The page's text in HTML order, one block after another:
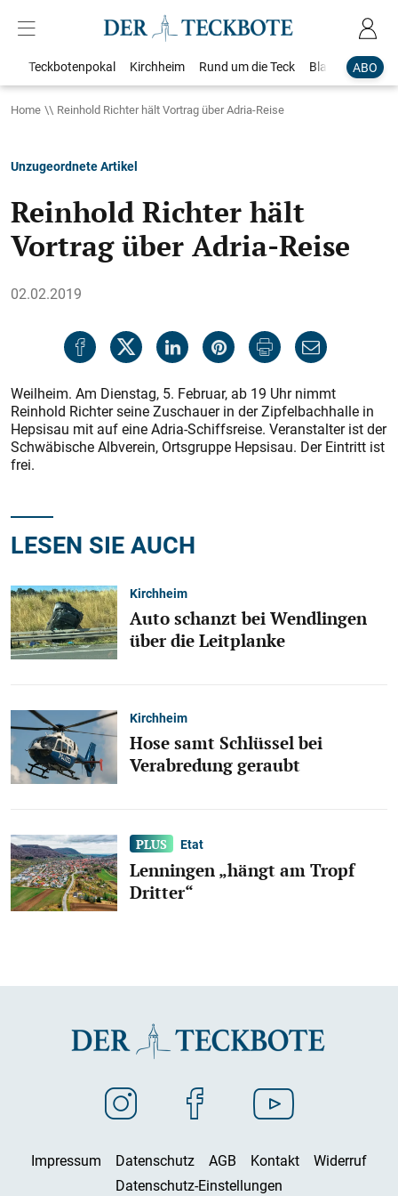
ABO
Teckbotenpokal Kirchheim Rund um die Teck Blaulicht
Home Reinhold Richter hält Vortrag über Adria-Reise
Unzugeordnete Artikel
Reinhold Richter hält
Vortrag über Adria-Reise
02.02.2019
Weilheim. Am Dienstag, 5. Februar, ab 19 Uhr nimmt
Reinhold Richter seine Zuschauer in der Zipfelbachhalle in
Hepsisau mit auf eine Adria-Schiffsreise. Veranstalter ist der
Schwäbische Albverein, Ortsgruppe Hepsisau. Der Eintritt ist
frei.
LESEN SIE AUCH
Kirchheim
Auto schanzt bei Wendlingen
über die Leitplanke
Kirchheim
Hose samt Schlüssel bei
Verabredung geraubt
Etat
Lenningen „hängt am Tropf
Dritter“
Impressum Datenschutz AGB Kontakt
Widerruf
Datenschutz-Einstellungen